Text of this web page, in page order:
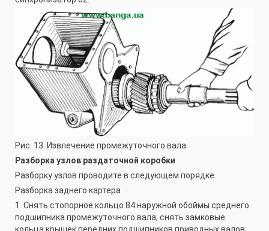
Рис. 13. Извлечение промежуточного вала
Разборка узлов раздаточной коробки
Разборку узлов проводите в следующем порядке.
Разборка заднего картера
1. Снять стопорное кольцо 84 наружной обоймы среднего
подшипника промежуточного вала; снять замковые
кольца крышек передних подшипников приводных валов;